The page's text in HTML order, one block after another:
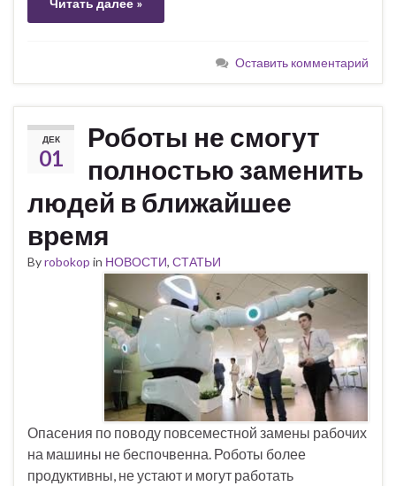
Оставить комментарий
ДЕК
01
Роботы не смогут
полностью заменить
людей в ближайшее
время
Byrobokop in НОВОСТИ, СТАТЬИ
Опасения по поводу повсеместной замены рабочих
на машины не беспочвенна. Роботы более
продуктивны, не устают и могут работать